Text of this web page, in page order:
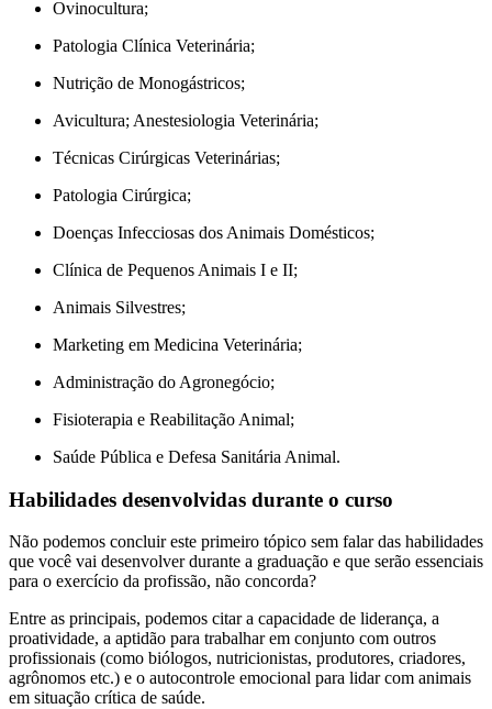
Ovinocultura;
Patologia Clínica Veterinária;
Nutrição de Monogástricos;
Avicultura; Anestesiologia Veterinária;
Técnicas Cirúrgicas Veterinárias;
Patologia Cirúrgica;
Doenças Infecciosas dos Animais Domésticos;
Clínica de Pequenos Animais I e II;
Animais Silvestres;
Marketing em Medicina Veterinária;
Administração do Agronegócio;
Fisioterapia e Reabilitação Animal;
Saúde Pública e Defesa Sanitária Animal.
Habilidades desenvolvidas durante o curso
Não podemos concluir este primeiro tópico sem falar das habilidades
que você vai desenvolver durante a graduação e que serão essenciais
para o exercício da profissão, não concorda?
Entre as principais, podemos citar a capacidade de liderança, a
proatividade, a aptidão para trabalhar em conjunto com outros
profissionais (como biólogos, nutricionistas, produtores, criadores,
agrônomos etc.) e o autocontrole emocional para lidar com animais
em situação crítica de saúde.